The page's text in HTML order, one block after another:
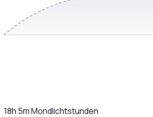
18h 5mMondlichtstunden